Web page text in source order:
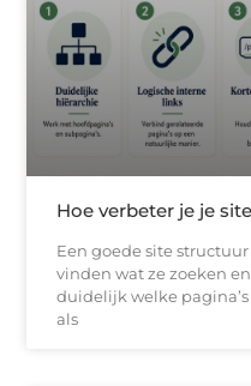
Hoe verbeter je je
Een goede site
vinden wat ze zoeken
duidelijk welke
als